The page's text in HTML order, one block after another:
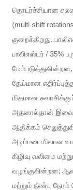
தொடர்ச்சியான
(multi-shift
குறைக்கிறது.
பாலிஎஸ்டர் / 35%
தேய்மான
மிதமான
அதனால்தான் இவை
ஆதிக்கம்
அடிப்படையிலான
கிழிவு வலிமை
வழங்குகின்றன;
மற்றும் நீண்ட நேரம்